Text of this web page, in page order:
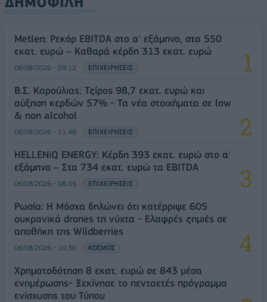
Metlen: Ρεκόρ EBITDA στο α' εξάμηνο, στα 550
εκατ. ευρώ – Καθαρά κέρδη 313 εκατ. ευρώ
06/08/2026 - 09:12 ΕΠΙΧΕΙΡΗΣΕΙΣ
Β.Σ. Καρούλιας: Τζίρος 98,7 εκατ. ευρώ και
αύξηση κερδών 57% - Τα νέα στοιχήματα σε low
& non alcohol
06/08/2026 - 11:48 ΕΠΙΧΕΙΡΗΣΕΙΣ
HELLENiQ ENERGY: Κέρδη 393 εκατ. ευρώ στο α'
εξάμηνο – Στα 734 εκατ. ευρώ τα EBITDA
06/08/2026 - 08:05 ΕΠΙΧΕΙΡΗΣΕΙΣ
Ρωσία: Η Μόσχα δηλώνει ότι κατέρριψε 605
ουκρανικά drones τη νύχτα - Ελαφρές ζημιές σε
αποθήκη της Wildberries
06/08/2026 - 10:30 ΚΟΣΜΟΣ
Χρηματοδότηση 8 εκατ. ευρώ σε 843 μέσα
ενημέρωσης- Ξεκίνησε το πενταετές πρόγραμμα
ενίσχυσης του Τύπου